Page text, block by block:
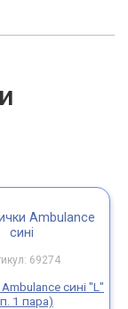
69274
сині "L"
1 пара)